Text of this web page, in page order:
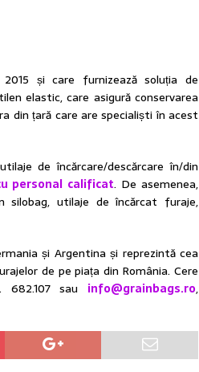
și care furnizează soluția de
elastic, care asigură conservarea
din țară care are specialiști în acest
de încărcare/descărcare în/din
personal calificat. De asemenea,
silobag, utilaje de încărcat furaje,
și Argentina și reprezintă cea
de pe piața din România. Cere
682.107 sau info@grainbags.ro,